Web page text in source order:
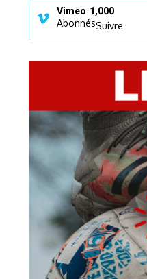
Vimeo 1,000
AbonnésSuivre